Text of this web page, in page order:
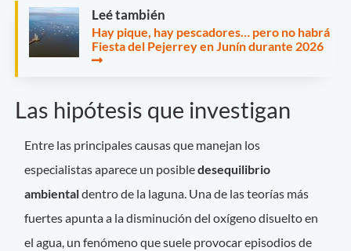
Leé también
Hay pique, hay pescadores… pero no habrá
Fiesta del Pejerrey en Junín durante 2026
Las hipótesis que investigan
Entre las principales causas que manejan los
especialistas aparece un posibledesequilibrio
ambientaldentro de la laguna. Una de las teorías más
fuertes apunta a la disminución del oxígeno disuelto en
el agua, un fenómeno que suele provocar episodios de